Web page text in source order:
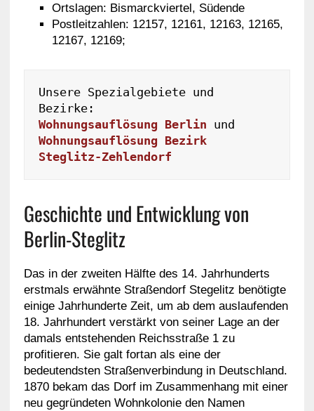
Ortslagen: Bismarckviertel, Südende
Postleitzahlen: 12157, 12161, 12163, 12165,
12167, 12169;
Unsere Spezialgebiete und
Wohnungsauflösung Berlin
Wohnungsauflösung Bezirk
Steglitz-Zehlendorf
Geschichte und Entwicklung von
Berlin-Steglitz
Das in der zweiten Hälfte des 14. Jahrhunderts
erstmals erwähnte Straßendorf Stegelitz benötigte
einige Jahrhunderte Zeit, um ab dem auslaufenden
18. Jahrhundert verstärkt von seiner Lage an der
damals entstehenden Reichsstraße 1 zu
profitieren. Sie galt fortan als eine der
bedeutendsten Straßenverbindung in Deutschland.
1870 bekam das Dorf im Zusammenhang mit einer
neu gegründeten Wohnkolonie den Namen